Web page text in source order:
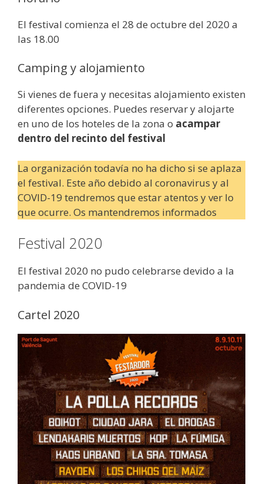
El festival comienza el 28 de octubre del 2020 a
las 18.00
Camping y alojamiento
Si vienes de fuera y necesitas alojamiento existen
diferentes opciones. Puedes reservar y alojarte
en uno de los hoteles de la zona o acampar
dentro del recinto del festival
La organización todavía no ha dicho si se aplaza
el festival. Este año debido al coronavirus y al
COVID-19 tendremos que estar atentos y ver lo
que ocurre. Os mantendremos informados
Festival 2020
El festival 2020 no pudo celebrarse devido a la
pandemia de COVID-19
Cartel 2020